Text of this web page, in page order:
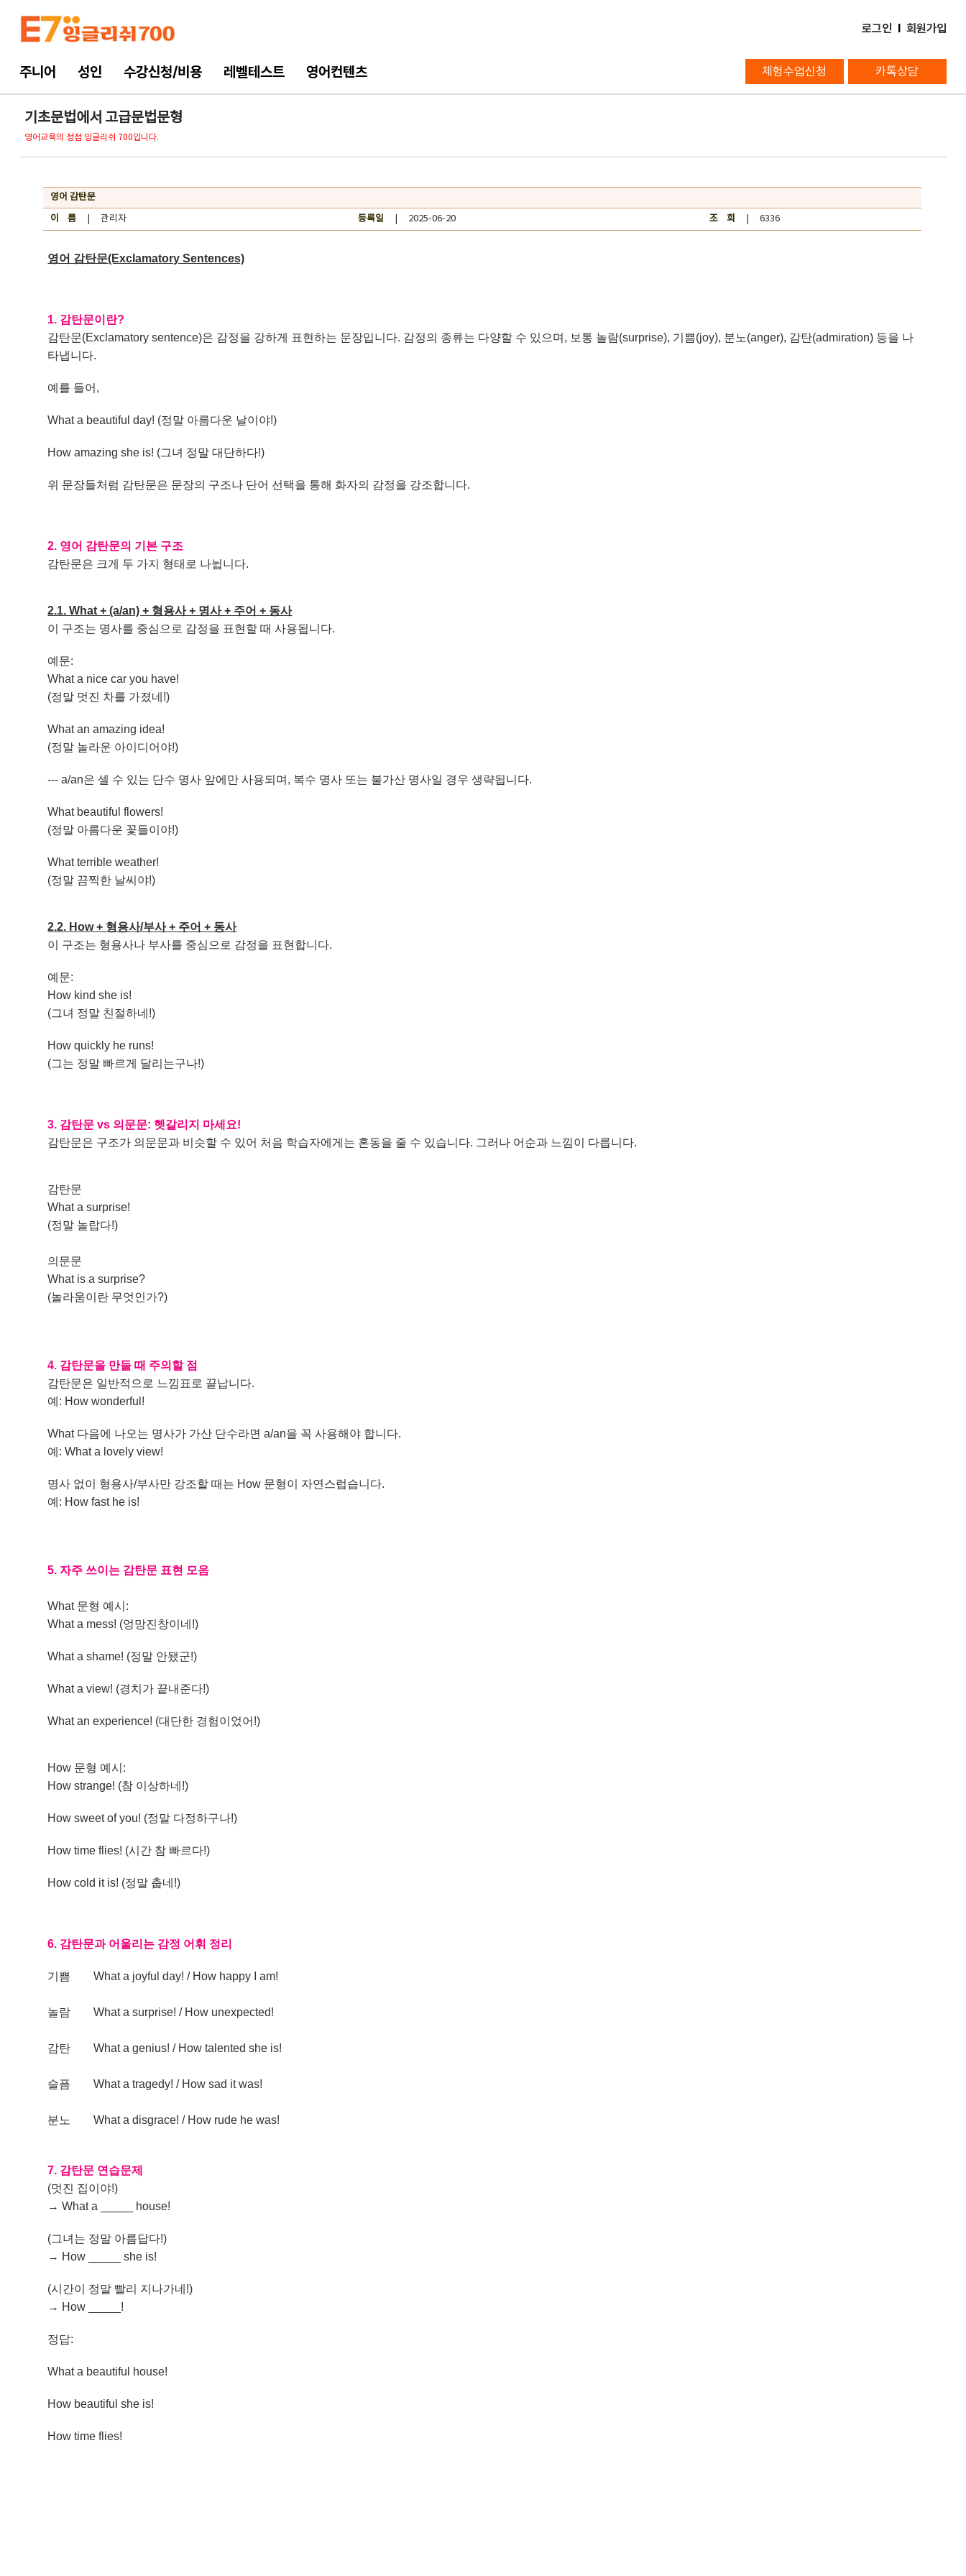
로그인 l 회원가입
주니어 성인 수강신청/비용 레벨테스트 영어컨텐츠 체험수업신청 카톡상담
기초문법에서 고급문법문형
영어교육의 정점 잉글리쉬 700입니다.
영어 감탄문
이 름 | 관리자 등록일 | 2025-06-20 조 회 | 6336
영어 감탄문(Exclamatory Sentences)
1. 감탄문이란?
감탄문(Exclamatory sentence)은 감정을 강하게 표현하는 문장입니다. 감정의 종류는 다양할 수 있으며, 보통 놀람(surprise), 기쁨(joy), 분노(anger), 감탄(admiration) 등을 나
타냅니다.
예를 들어,
What a beautiful day! (정말 아름다운 날이야!)
How amazing she is! (그녀 정말 대단하다!)
위 문장들처럼 감탄문은 문장의 구조나 단어 선택을 통해 화자의 감정을 강조합니다.
2. 영어 감탄문의 기본 구조
감탄문은 크게 두 가지 형태로 나뉩니다.
2.1. What + (a/an) + 형용사 + 명사 + 주어 + 동사
이 구조는 명사를 중심으로 감정을 표현할 때 사용됩니다.
예문:
What a nice car you have!
(정말 멋진 차를 가졌네!)
What an amazing idea!
(정말 놀라운 아이디어야!)
--- a/an은 셀 수 있는 단수 명사 앞에만 사용되며, 복수 명사 또는 불가산 명사일 경우 생략됩니다.
What beautiful flowers!
(정말 아름다운 꽃들이야!)
What terrible weather!
(정말 끔찍한 날씨야!)
2.2. How + 형용사/부사 + 주어 + 동사
이 구조는 형용사나 부사를 중심으로 감정을 표현합니다.
예문:
How kind she is!
(그녀 정말 친절하네!)
How quickly he runs!
(그는 정말 빠르게 달리는구나!)
3. 감탄문 vs 의문문: 헷갈리지 마세요!
감탄문은 구조가 의문문과 비슷할 수 있어 처음 학습자에게는 혼동을 줄 수 있습니다. 그러나 어순과 느낌이 다릅니다.
감탄문
What a surprise!
(정말 놀랍다!)
의문문
What is a surprise?
(놀라움이란 무엇인가?)
4. 감탄문을 만들 때 주의할 점
감탄문은 일반적으로 느낌표로 끝납니다.
예: How wonderful!
What 다음에 나오는 명사가 가산 단수라면 a/an을 꼭 사용해야 합니다.
예: What a lovely view!
명사 없이 형용사/부사만 강조할 때는 How 문형이 자연스럽습니다.
예: How fast he is!
5. 자주 쓰이는 감탄문 표현 모음
What 문형 예시:
What a mess! (엉망진창이네!)
What a shame! (정말 안됐군!)
What a view! (경치가 끝내준다!)
What an experience! (대단한 경험이었어!)
How 문형 예시:
How strange! (참 이상하네!)
How sweet of you! (정말 다정하구나!)
How time flies! (시간 참 빠르다!)
How cold it is! (정말 춥네!)
6. 감탄문과 어울리는 감정 어휘 정리
기쁨 What a joyful day! / How happy I am!
놀람 What a surprise! / How unexpected!
감탄 What a genius! / How talented she is!
슬픔 What a tragedy! / How sad it was!
분노 What a disgrace! / How rude he was!
7. 감탄문 연습문제
(멋진 집이야!)
→ What a _____ house!
(그녀는 정말 아름답다!)
→ How _____ she is!
(시간이 정말 빨리 지나가네!)
→ How _____!
정답:
What a beautiful house!
How beautiful she is!
How time flies!